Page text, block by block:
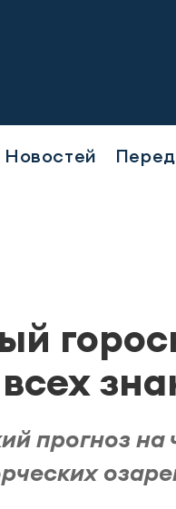
Новостей
прогноз